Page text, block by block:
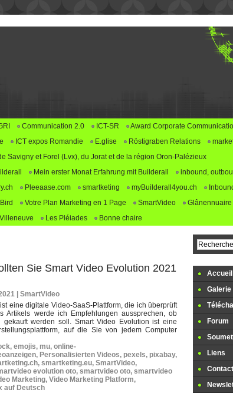
Communication 2.0 ICT-SR Award Corporate
ICT expos Romandie E.glise Röstigraben Relations
Savigny et Forel (Lvx), du Jorat et de la région Oron-Palézieux
Mein erster Monat Erfahrung mit Builderall inbound,
Pleeaase.com smartketing myBuilderall4you.ch
Votre Plan Marketing en 1 Page SmartVideo Glânennuaire
Les Pléiades Bonne chaire
Sie Smart Video Evolution 2021
SmartVideo
eine digitale Video-SaaS-Plattform, die ich überprüft
Artikels werde ich Empfehlungen aussprechen, ob
gekauft werden soll. Smart Video Evolution ist eine
auf die Sie von jedem Computer
, emojis, mu, online-
, Personalisierten Videos, pexels, pixabay,
, smartketing.eu, SmartVideo,
evolution oto, smartvideo oto, smartvideo
Marketing, Video Marketing Platform,
auf Deutsch
Accueil
Galerie
Forum
Liens
Contact